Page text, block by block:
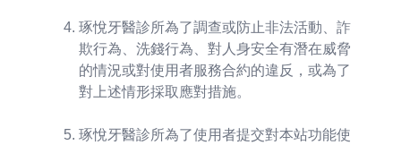
琢悅牙醫診所為了調查或防止非法活動、詐
欺行為、洗錢行為、對人身安全有潛在威脅
的情況或對使用者服務合約的違反，或為了
對上述情形採取應對措施。
琢悅牙醫診所為了使用者提交對本站功能使